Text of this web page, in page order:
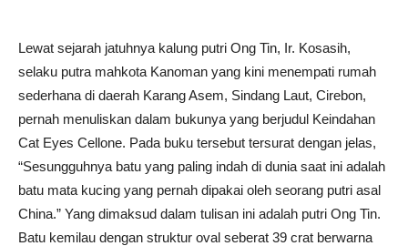
Lewat sejarah jatuhnya kalung putri Ong Tin, Ir. Kosasih,
selaku putra mahkota Kanoman yang kini menempati rumah
sederhana di daerah Karang Asem, Sindang Laut, Cirebon,
pernah menuliskan dalam bukunya yang berjudul Keindahan
Cat Eyes Cellone. Pada buku tersebut tersurat dengan jelas,
“Sesungguhnya batu yang paling indah di dunia saat ini adalah
batu mata kucing yang pernah dipakai oleh seorang putri asal
China.” Yang dimaksud dalam tulisan ini adalah putri Ong Tin.
Batu kemilau dengan struktur oval seberat 39 crat berwarna